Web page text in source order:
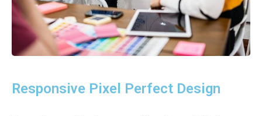
Responsive Pixel Perfect Design